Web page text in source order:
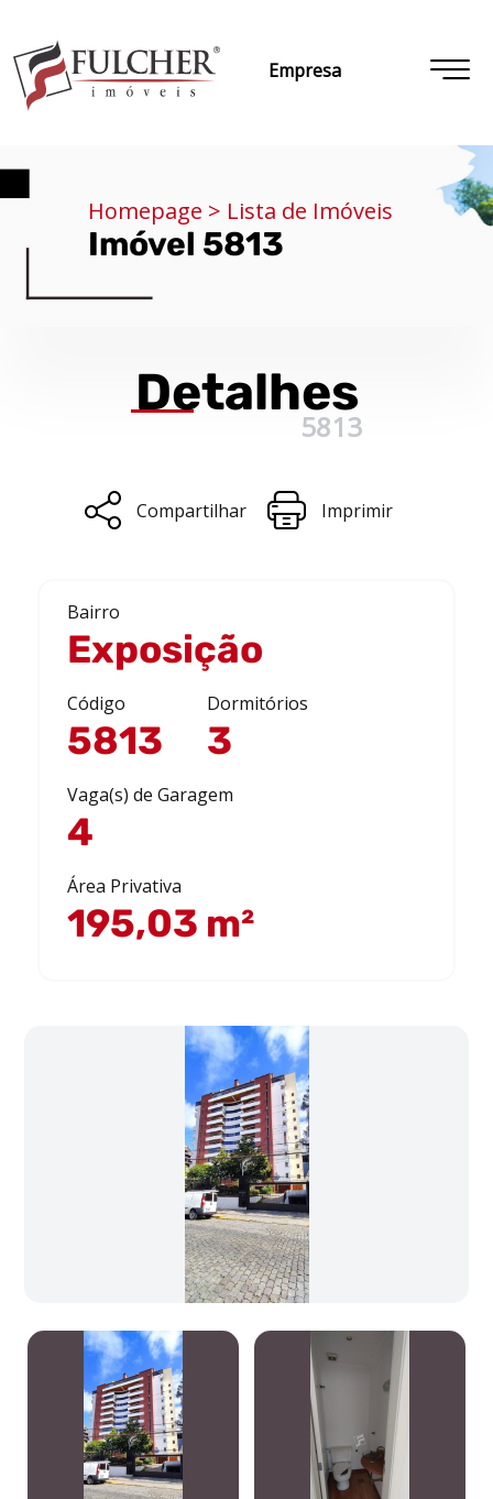
Empresa
Homepage > Lista de Imóveis
Imóvel 5813
Detalhes
5813
Compartilhar Imprimir
Bairro
Exposição
Código
5813
Dormitórios
3
Vaga(s) de Garagem
4
Área Privativa
195,03 m²